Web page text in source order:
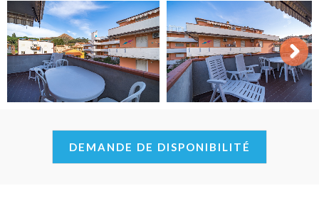
Next
DEMANDE DE DISPONIBILITÉ